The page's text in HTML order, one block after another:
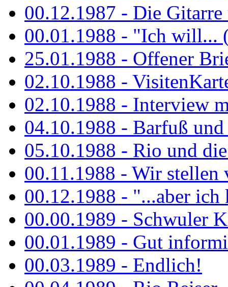
00.12.1987 - Die Gitarre
00.01.1988 - "Ich will...
25.01.1988 - Offener
02.10.1988 -
02.10.1988 - Interview
04.10.1988 - Barfuß und
05.10.1988 - Rio und
00.11.1988 - Wir stellen
00.12.1988 - "...aber ich
00.00.1989 - Schwuler
00.01.1989 - Gut
00.03.1989 - Endlich!